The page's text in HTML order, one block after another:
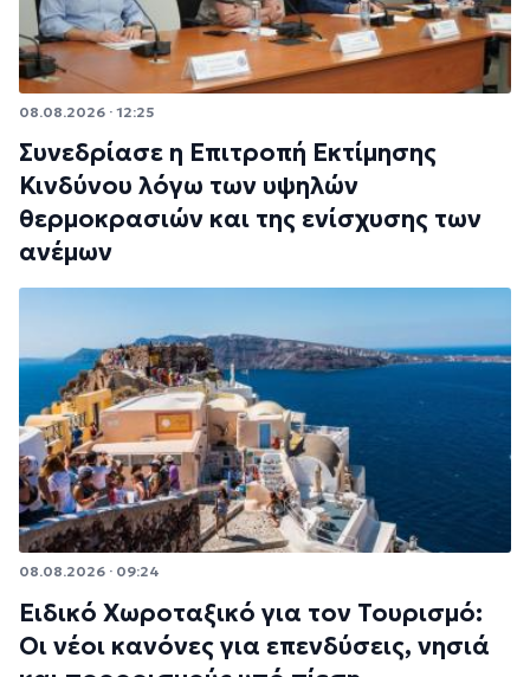
08.08.2026 · 12:25
Συνεδρίασε η Επιτροπή Εκτίμησης
Κινδύνου λόγω των υψηλών
θερμοκρασιών και της ενίσχυσης των
ανέμων
08.08.2026 · 09:24
Ειδικό Χωροταξικό για τον Τουρισμό:
Οι νέοι κανόνες για επενδύσεις, νησιά